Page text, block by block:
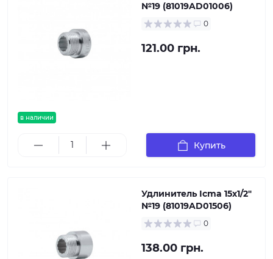
в наличии
№19 (81019AD01006)
0
121.00 грн.
Купить
Удлинитель Icma 15х1/2"
№19 (81019AD01506)
0
138.00 грн.